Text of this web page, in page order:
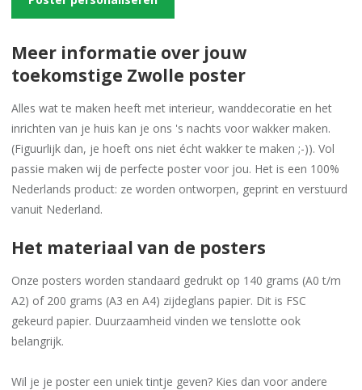
Meer informatie over jouw
toekomstige Zwolle poster
Alles wat te maken heeft met interieur, wanddecoratie en het
inrichten van je huis kan je ons 's nachts voor wakker maken.
(Figuurlijk dan, je hoeft ons niet écht wakker te maken ;-)). Vol
passie maken wij de perfecte poster voor jou. Het is een 100%
Nederlands product: ze worden ontworpen, geprint en verstuurd
vanuit Nederland.
Het materiaal van de posters
Onze posters worden standaard gedrukt op 140 grams (A0 t/m
A2) of 200 grams (A3 en A4) zijdeglans papier. Dit is FSC
gekeurd papier. Duurzaamheid vinden we tenslotte ook
belangrijk.
Wil je je poster een uniek tintje geven? Kies dan voor andere